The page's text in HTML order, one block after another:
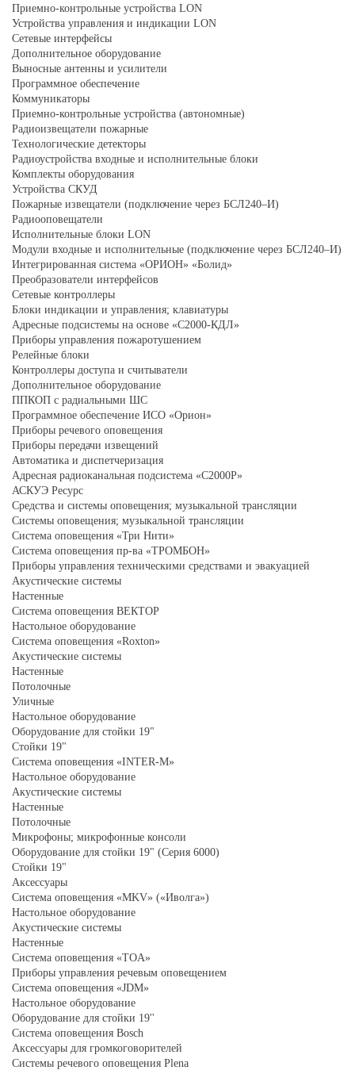
Приемно-контрольные устройства LON
Устройства управления и индикации LON
Сетевые интерфейсы
Дополнительное оборудование
Выносные антенны и усилители
Программное обеспечение
Коммуникаторы
Приемно-контрольные устройства (автономные)
Радиоизвещатели пожарные
Технологические детекторы
Радиоустройства входные и исполнительные блоки
Комплекты оборудования
Устройства СКУД
Пожарные извещатели (подключение через БСЛ240–И)
Радиооповещатели
Исполнительные блоки LON
Модули входные и исполнительные (подключение через БСЛ240–И)
Интегрированная система «ОРИОН» «Болид»
Преобразователи интерфейсов
Сетевые контроллеры
Блоки индикации и управления; клавиатуры
Адресные подсистемы на основе «С2000-КДЛ»
Приборы управления пожаротушением
Релейные блоки
Контроллеры доступа и считыватели
Дополнительное оборудование
ППКОП с радиальными ШС
Программное обеспечение ИСО «Орион»
Приборы речевого оповещения
Приборы передачи извещений
Автоматика и диспетчеризация
Адресная радиоканальная подсистема «С2000Р»
АСКУЭ Ресурс
Средства и системы оповещения; музыкальной трансляции
Системы оповещения; музыкальной трансляции
Система оповещения «Три Нити»
Система оповещения пр-ва «ТРОМБОН»
Приборы управления техническими средствами и эвакуацией
Акустические системы
Настенные
Система оповещения ВЕКТОР
Настольное оборудование
Система оповещения «Roxton»
Акустические системы
Настенные
Потолочные
Уличные
Настольное оборудование
Оборудование для стойки 19"
Стойки 19"
Система оповещения «INTER-M»
Настольное оборудование
Акустические системы
Настенные
Потолочные
Микрофоны; микрофонные консоли
Оборудование для стойки 19" (Серия 6000)
Стойки 19"
Аксессуары
Система оповещения «MKV» («Иволга»)
Настольное оборудование
Акустические системы
Настенные
Система оповещения «TOA»
Приборы управления речевым оповещением
Система оповещения «JDM»
Настольное оборудование
Оборудование для стойки 19''
Система оповещения Bosch
Аксессуары для громкоговорителей
Системы речевого оповещения Plena